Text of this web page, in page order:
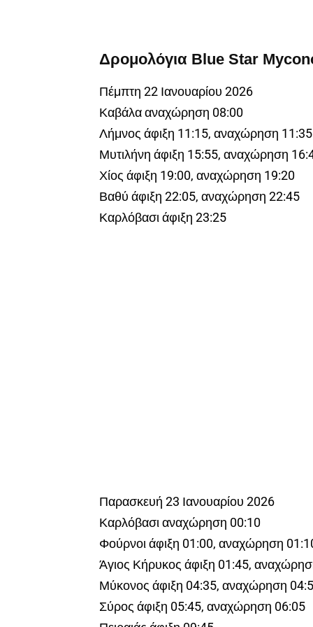
Δρομολόγια Blue Star
Πέμπτη 22 Ιανουαρίου 2026
Καβάλα αναχώρηση 08:00
Λήμνος άφιξη 11:15, αναχώρηση 11:35
Μυτιλήνη άφιξη 15:55, αναχώρηση
Χίος άφιξη 19:00, αναχώρηση 19:20
Βαθύ άφιξη 22:05, αναχώρηση 22:45
Καρλόβασι άφιξη 23:25
Παρασκευή 23 Ιανουαρίου 2026
Καρλόβασι αναχώρηση 00:10
Φούρνοι άφιξη 01:00, αναχώρηση
Άγιος Κήρυκος άφιξη 01:45,
Μύκονος άφιξη 04:35, αναχώρηση
Σύρος άφιξη 05:45, αναχώρηση 06:05